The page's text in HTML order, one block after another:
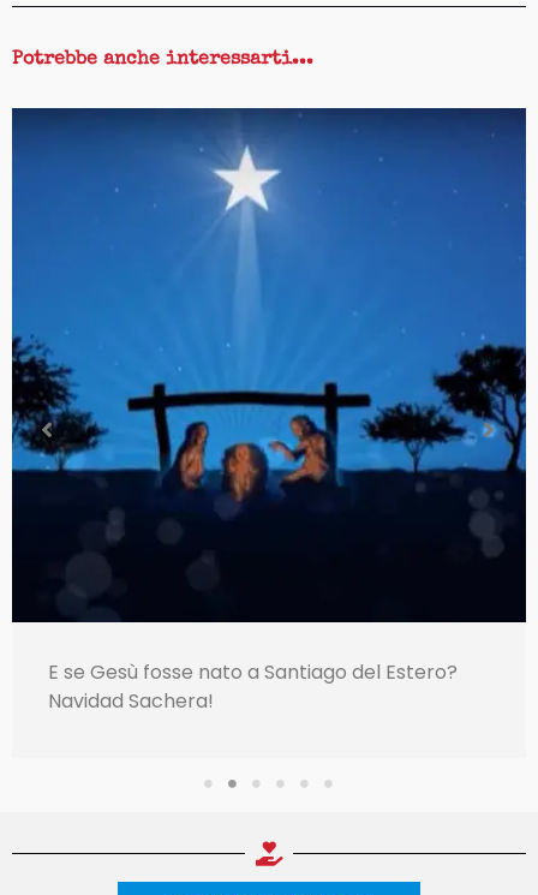
Potrebbe anche interessarti...
E se Gesù fosse nato a Santiago del Estero?
Navidad Sachera!